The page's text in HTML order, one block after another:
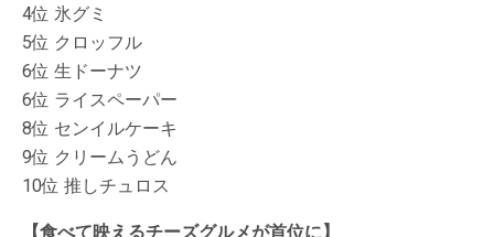
4位 氷グミ
5位 クロッフル
6位 生ドーナツ
6位 ライスペーパー
8位 センイルケーキ
9位 クリームうどん
10位 推しチュロス
【食べて映えるチーズグルメが首位に】